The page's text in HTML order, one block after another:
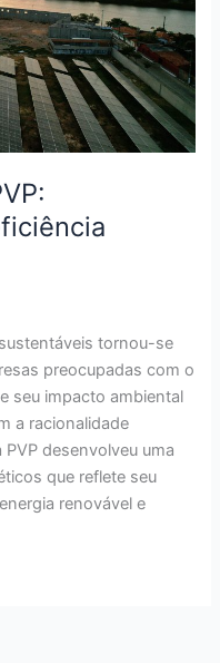
tornou-se
preocupadas com o
seu impacto ambiental
a racionalidade
desenvolveu uma
que reflete seu
renovável e